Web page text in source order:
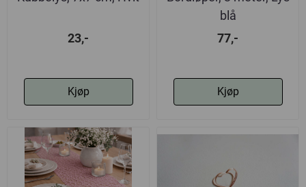
23,-
Kjøp
blå
77,-
Kjøp